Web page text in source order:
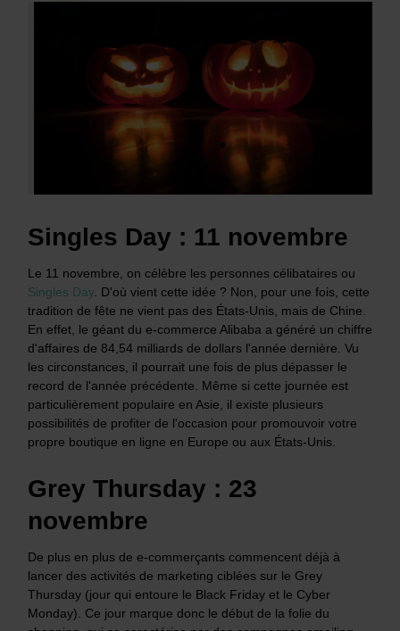
Singles Day : 11 novembre
Le 11 novembre, on célèbre les personnes célibataires ou
Singles Day. D'où vient cette idée ? Non, pour une fois, cette
tradition de fête ne vient pas des États-Unis, mais de Chine.
En effet, le géant du e-commerce Alibaba a généré un chiffre
d'affaires de 84,54 milliards de dollars l'année dernière. Vu
les circonstances, il pourrait une fois de plus dépasser le
record de l'année précédente. Même si cette journée est
particulièrement populaire en Asie, il existe plusieurs
possibilités de profiter de l'occasion pour promouvoir votre
propre boutique en ligne en Europe ou aux États-Unis.
Grey Thursday : 23
novembre
De plus en plus de e-commerçants commencent déjà à
lancer des activités de marketing ciblées sur le Grey
Thursday (jour qui entoure le Black Friday et le Cyber
Monday). Ce jour marque donc le début de la folie du